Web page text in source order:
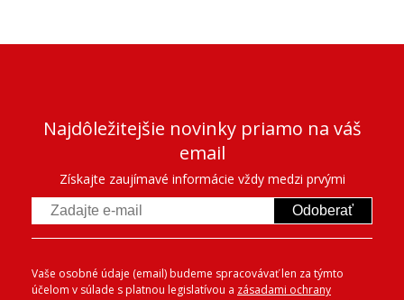
Najdôležitejšie novinky priamo na váš
email
Získajte zaujímavé informácie vždy medzi prvými
Odoberať
Vaše osobné údaje (email) budeme spracovávať len za týmto
účelom v súlade s platnou legislatívou a zásadami ochrany